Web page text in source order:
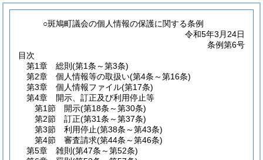
○斑鳩町議会の個人情報の保護に関する条例
令和5年3月24日
条例第6号
目次
第1章
総則 (第1条～第3条)
第2章
個人情報等の取扱い(第4条～第16条)
第3章
個人情報ファイル(第17条)
第4章
開示、訂正及び利用停止等
第1節
開示(第18条～第30条)
第2節
訂正(第31条～第37条)
第3節
利用停止(第38条～第43条)
第4節
審査請求(第44条～第46条)
第5章
雑則 (第47条～第52条)